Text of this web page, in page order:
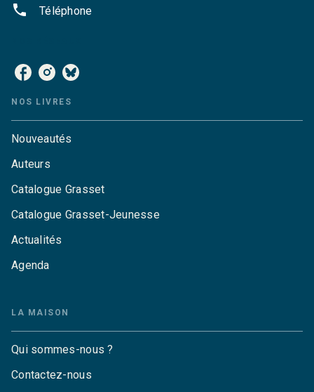
phone Téléphone
NOS LIVRES
Nouveautés
Auteurs
Catalogue Grasset
Catalogue Grasset-Jeunesse
Actualités
Agenda
LA MAISON
Qui sommes-nous ?
Contactez-nous